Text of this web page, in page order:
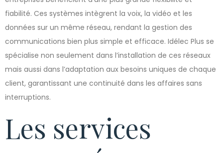
fiabilité. Ces systèmes intègrent la voix, la vidéo et les
données sur un même réseau, rendant la gestion des
communications bien plus simple et efficace. Idélec Plus se
spécialise non seulement dans l’installation de ces réseaux
mais aussi dans l’adaptation aux besoins uniques de chaque
client, garantissant une continuité dans les affaires sans
interruptions.
Les services